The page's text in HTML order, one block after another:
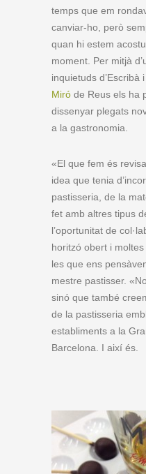
temps que em
canviar-ho, però
quan hi estem
moment. Per mitjà
inquietuds d’Escribà
Miró de Reus els ha
dissenyar plegats
a la gastronomia.
«El que fem és
idea que tenia
pastisseria, de la
fet amb altres tipus
l’oportunitat de
horitzó obert i
les que ens
mestre pastisser.
sinó que també
de la pastisseria
establiments a la
Barcelona. I així és.